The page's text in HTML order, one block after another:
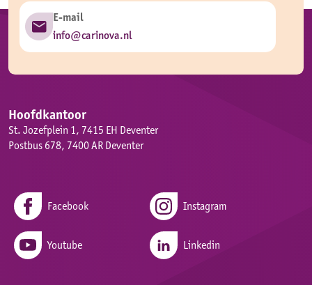
E-mail
info@carinova.nl
Hoofdkantoor
St. Jozefplein 1, 7415 EH Deventer
Postbus 678, 7400 AR Deventer
Facebook Instagram
Youtube Linkedin